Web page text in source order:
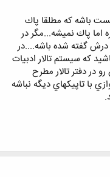
باشه كه مطلقا پاك
اما پاك نميشه...مگر در
گفته شده باشه....در
كه سيستم تالار ادبيات
دفتر تالار مطرح
با تاپيكهاي ديگه نباشه